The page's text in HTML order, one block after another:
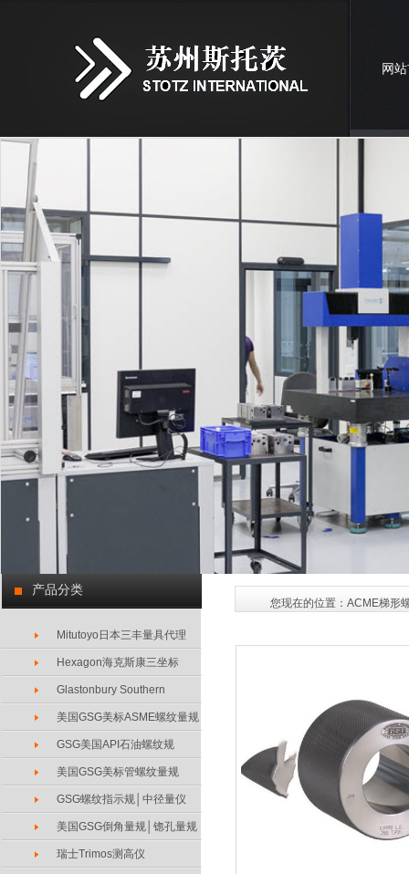
网
您现在的位置： ACME梯形
产品分类
Mitutoyo日本三丰量具代理
Hexagon海克斯康三坐标
Glastonbury Southern
美国GSG美标ASME螺纹量规
GSG美国API石油螺纹规
美国GSG美标管螺纹量规
GSG螺纹指示规│中径量仪
美国GSG倒角量规│锪孔量规
瑞士Trimos测高仪